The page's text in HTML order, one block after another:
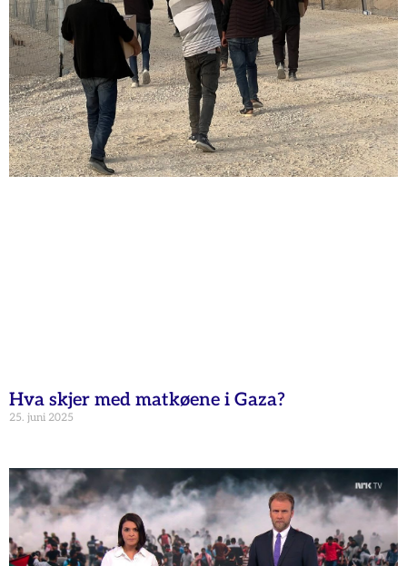
Hva skjer med matkøene i Gaza?
25. juni 2025